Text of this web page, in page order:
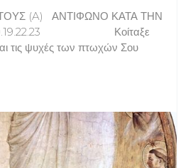
(A) ΑΝΤΙΦΩΝΟ ΚΑΤΑ ΤΗΝ
20.19.22.23 Κοίταξε
τις ψυχές των πτωχών Σου